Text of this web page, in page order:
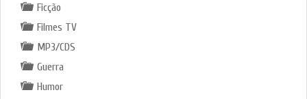
Ficção
Filmes TV
MP3/CDS
Guerra
Humor